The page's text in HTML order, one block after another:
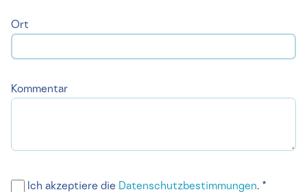
Ort
Kommentar
Ich akzeptiere die Datenschutzbestimmungen. *